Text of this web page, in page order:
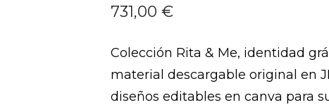
731,00 €
Colección Rita & Me, identidad
material descargable original en
diseños editables en canva para